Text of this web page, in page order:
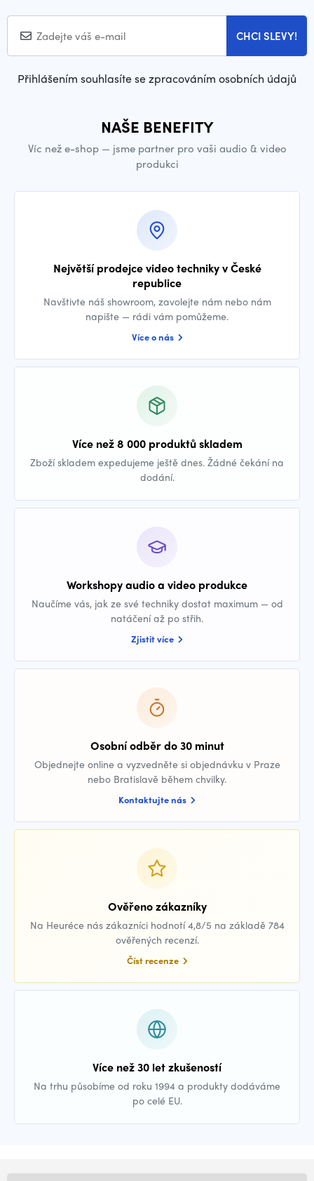
CHCI SLEVY!
Přihlášením souhlasíte se zpracováním osobních údajů
NAŠE BENEFITY
Víc než e-shop — jsme partner pro vaši audio & video
produkci
Největší prodejce video techniky v České
republice
Navštivte náš showroom, zavolejte nám nebo nám
napište — rádi vám pomůžeme.
Více o nás
Více než 8 000 produktů skladem
Zboží skladem expedujeme ještě dnes. Žádné čekání na
dodání.
Workshopy audio a video produkce
Naučíme vás, jak ze své techniky dostat maximum — od
natáčení až po střih.
Zjistit více
Osobní odběr do 30 minut
Objednejte online a vyzvedněte si objednávku v Praze
nebo Bratislavě během chvilky.
Kontaktujte nás
Ověřeno zákazníky
Na Heuréce nás zákazníci hodnotí 4,8/5 na základě 784
ověřených recenzí.
Číst recenze
Více než 30 let zkušeností
Na trhu působíme od roku 1994 a produkty dodáváme
po celé EU.